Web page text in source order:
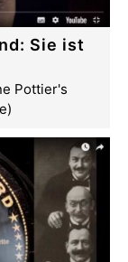
Sie ist
Pottier's